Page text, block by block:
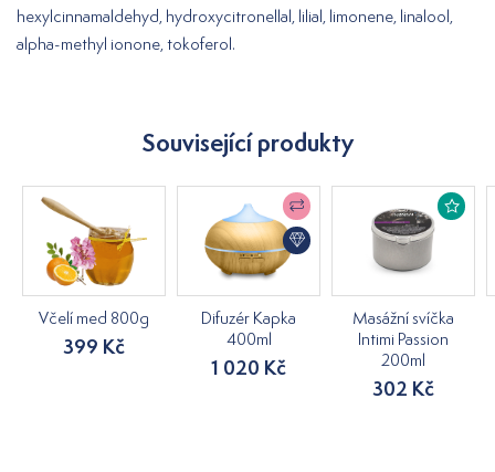
hexylcinnamaldehyd, hydroxycitronellal, lilial, limonene, linalool,
alpha-methyl ionone, tokoferol.
Související produkty
Včelí med 800g
399 Kč
Difuzér Kapka
400ml
1 020 Kč
Masážní svíčka
Intimi Passion
200ml
302 Kč